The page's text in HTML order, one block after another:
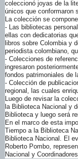
coleccionó joyas de la
únicos que conformaron
La colección se
- Las bibliotecas
ellas con dedicatorias
libros sobre Colombia y
periodista colombiano,
- Colecciones de
ingresaron
fondos patrimoniales de
- Colección de
regional, las cuales
Luego de revisar la
la Biblioteca Nacional y
Biblioteca y luego será
En el marco de esta
Tiempo a la Biblioteca
Biblioteca Nacional. El
Roberto Pombo,
Nacional y